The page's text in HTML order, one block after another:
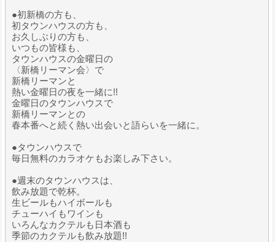
●初新橋の方も、
初タウンハウスの方も、
お久しぶりの方も、
いつもの皆様も、
タウンハウスの金曜日の
〈新橋リーマン会〉で
新橋リーマンと
熱い金曜日の夜を一緒に!!
金曜日のタウンハウスで
新橋リーマンとの
春本番へと続く熱い出会いと語らいを一緒に。
●タウンハウスで
毎日無料のカラオケもお楽しみ下さい。
●週末のタウンハウスは、
飲み放題で乾杯。
生ビールもハイボールも
チューハイもワインも
いろんなカクテルも日本酒も
季節のカクテルも飲み放題!!